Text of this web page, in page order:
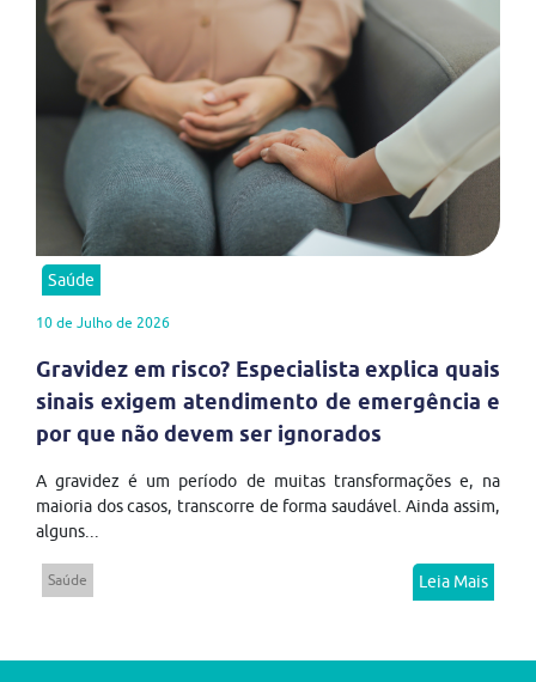
Saúde
10 de Julho de 2026
Gravidez em risco? Especialista explica quais
sinais exigem atendimento de emergência e
por que não devem ser ignorados
A gravidez é um período de muitas transformações e, na
maioria dos casos, transcorre de forma saudável. Ainda assim,
alguns...
Saúde Leia Mais